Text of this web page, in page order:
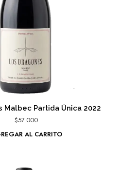
Malbec Partida Única 2022
$57.000
AL CARRITO